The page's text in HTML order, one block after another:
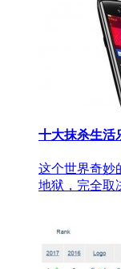
十大抹杀生活
这个世界奇妙
地狱，完全取